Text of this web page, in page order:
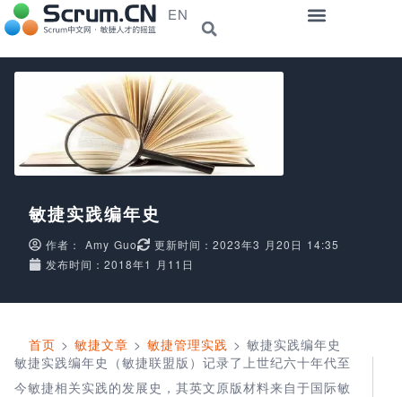
EN
敏捷实践编年史
作者： Amy Guo
更新时间：2023年3 月20日 14:35
发布时间：2018年1 月11日
首页 > 敏捷文章 > 敏捷管理实践 > 敏捷实践编年史
敏捷实践编年史（敏捷联盟版）记录了上世纪六十年代至
今敏捷相关实践的发展史，其英文原版材料来自于国际敏